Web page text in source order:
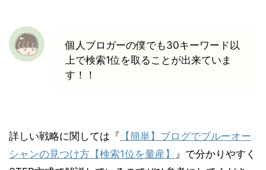
個人ブロガーの僕でも30キーワード以
上で検索1位を取ることが出来ていま
す！！
詳しい戦略に関しては『 【簡単】ブログでブルーオー
シャンの見つけ方【検索1位を量産】 』で分かりやすく